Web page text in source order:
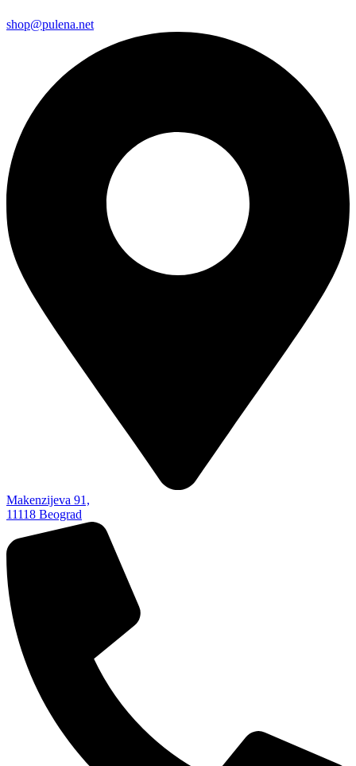
shop@pulena.net
Makenzijeva 91,
11118 Beograd